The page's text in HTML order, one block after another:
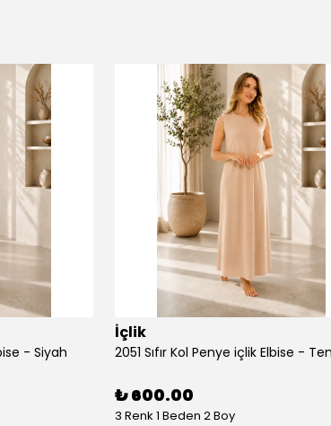
- Siyah
İçlik
2051 Sıfır Kol Penye içlik Elbise - Ten
₺ 600.00
3 Renk 1 Beden 2 Boy